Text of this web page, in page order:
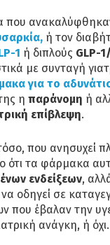
ή τον
1 ή διπλούς GLP-
με συνταγή
για το
η παράνομη ή
επίβλεψη.
που ανησυχεί
ότι τα φάρμακα
ενδείξεων,
να οδηγεί σε
που έβαλαν την
ανάγκη, ή όχι.